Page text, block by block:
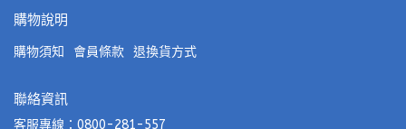
購物說明
購物須知 會員條款 退換貨方式
聯絡資訊
客服專線：0800-281-557